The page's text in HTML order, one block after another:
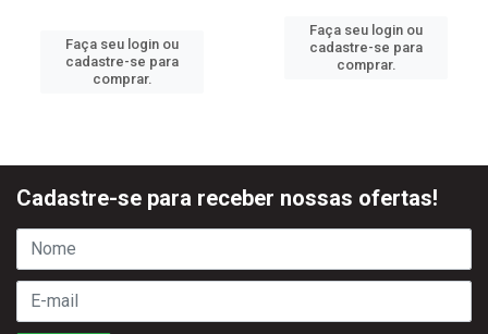
Faça seu login ou
cadastre-se para
comprar.
Faça seu login ou
cadastre-se para
comprar.
Cadastre-se para receber nossas ofertas!